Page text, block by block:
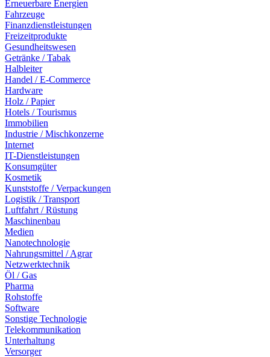
Erneuerbare Energien
Fahrzeuge
Finanzdienstleistungen
Freizeitprodukte
Gesundheitswesen
Getränke / Tabak
Halbleiter
Handel / E-Commerce
Hardware
Holz / Papier
Hotels / Tourismus
Immobilien
Industrie / Mischkonzerne
Internet
IT-Dienstleistungen
Konsumgüter
Kosmetik
Kunststoffe / Verpackungen
Logistik / Transport
Luftfahrt / Rüstung
Maschinenbau
Medien
Nanotechnologie
Nahrungsmittel / Agrar
Netzwerktechnik
Öl / Gas
Pharma
Rohstoffe
Software
Sonstige Technologie
Telekommunikation
Unterhaltung
Versorger